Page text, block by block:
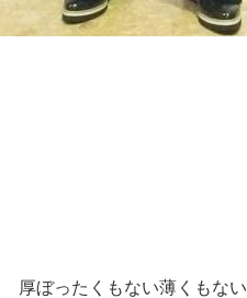
厚ぼったくもない薄くもない